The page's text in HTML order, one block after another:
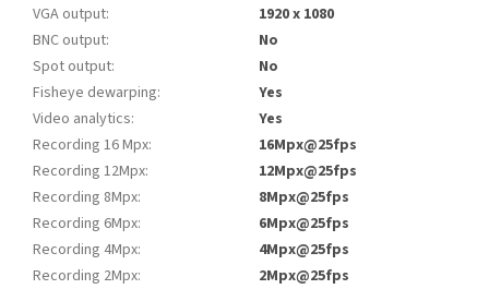
VGA output:
1920 x 1080
BNC output:
No
Spot output:
No
Fisheye dewarping:
Yes
Video analytics:
Yes
Recording 16 Mpx:
16Mpx@25fps
Recording 12Mpx:
12Mpx@25fps
Recording 8Mpx:
8Mpx@25fps
Recording 6Mpx:
6Mpx@25fps
Recording 4Mpx:
4Mpx@25fps
Recording 2Mpx:
2Mpx@25fps